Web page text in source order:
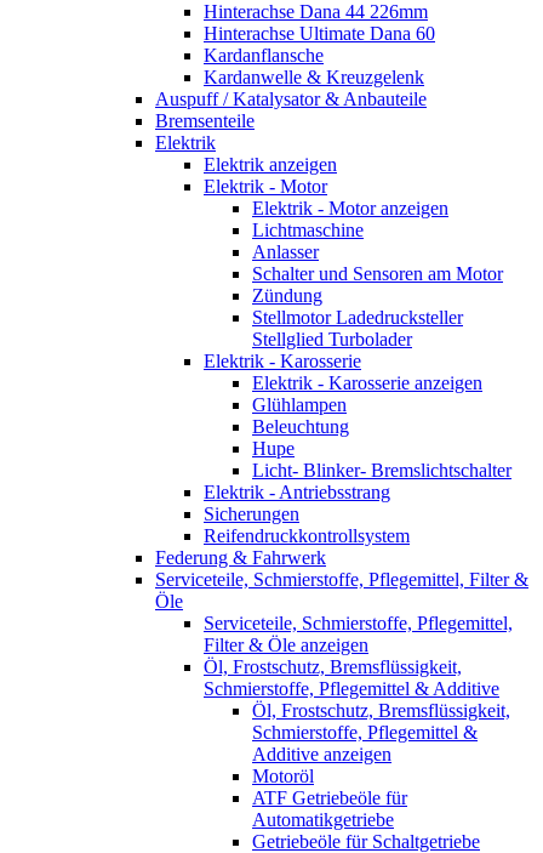
Hinterachse Dana 44 226mm
Hinterachse Ultimate Dana 60
Kardanflansche
Kardanwelle & Kreuzgelenk
Auspuff / Katalysator & Anbauteile
Bremsenteile
Elektrik
Elektrik anzeigen
Elektrik - Motor
Elektrik - Motor anzeigen
Lichtmaschine
Anlasser
Schalter und Sensoren am Motor
Zündung
Stellmotor Ladedrucksteller
Stellglied Turbolader
Elektrik - Karosserie
Elektrik - Karosserie anzeigen
Glühlampen
Beleuchtung
Hupe
Licht- Blinker- Bremslichtschalter
Elektrik - Antriebsstrang
Sicherungen
Reifendruckkontrollsystem
Federung & Fahrwerk
Serviceteile, Schmierstoffe, Pflegemittel, Filter &
Öle
Serviceteile, Schmierstoffe, Pflegemittel,
Filter & Öle anzeigen
Öl, Frostschutz, Bremsflüssigkeit,
Schmierstoffe, Pflegemittel & Additive
Öl, Frostschutz, Bremsflüssigkeit,
Schmierstoffe, Pflegemittel &
Additive anzeigen
Motoröl
ATF Getriebeöle für
Automatikgetriebe
Getriebeöle für Schaltgetriebe